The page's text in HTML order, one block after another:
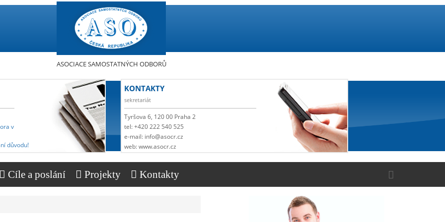
ASOCIACE SAMOSTATNÝCH ODBORŮ
v
důvodu!
KONTAKTY
sekretariát
Tyršova 6, 120 00 Praha 2
tel: +420 222 540 525
e-mail: info@asocr.cz
web: www.asocr.cz
Cíle a poslání Projekty Kontakty